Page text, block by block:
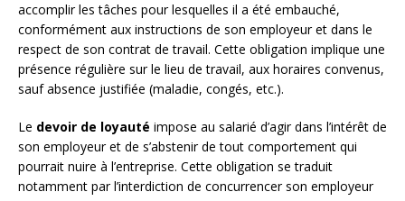
accomplir les tâches pour lesquelles il a été embauché,
conformément aux instructions de son employeur et dans le
respect de son contrat de travail. Cette obligation implique une
présence régulière sur le lieu de travail, aux horaires convenus,
sauf absence justifiée (maladie, congés, etc.).
Le devoir de loyauté impose au salarié d’agir dans l’intérêt de
son employeur et de s’abstenir de tout comportement qui
pourrait nuire à l’entreprise. Cette obligation se traduit
notamment par l’interdiction de concurrencer son employeur